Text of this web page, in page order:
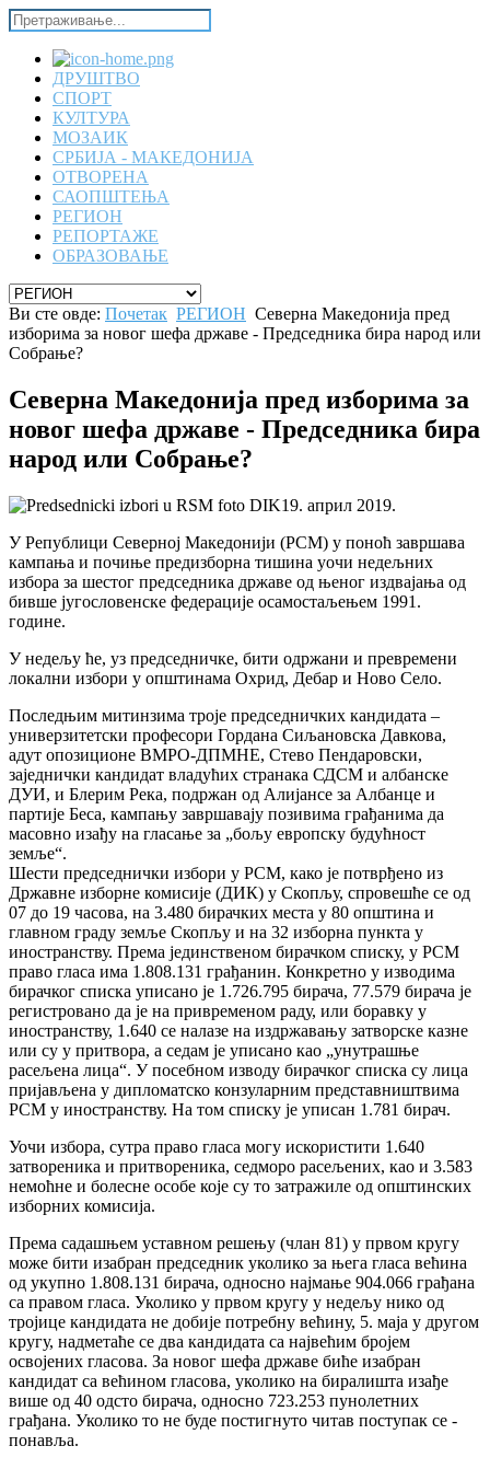
ДРУШТВО
СПОРТ
КУЛТУРА
МОЗАИК
СРБИЈА - МАКЕДОНИЈА
ОТВОРЕНА
САОПШТЕЊА
РЕГИОН
РЕПОРТАЖЕ
ОБРАЗОВАЊЕ
Ви сте овде: Почетак РЕГИОН Северна Македонија пред
изборима за новог шефа државе - Председника бира народ или
Собрање?
Северна Македонија пред изборима за
новог шефа државе - Председника бира
народ или Собрање?
19. април 2019.
У Републици Северној Македонији (РСМ) у поноћ завршава
кампања и почиње предизборна тишина уочи недељних
избора за шестог председника државе од њеног издвајања од
бивше југословенске федерације осамостаљењем 1991.
године.
У недељу ће, уз председничке, бити одржани и превремени
локални избори у општинама Охрид, Дебар и Ново Село.
Последњим митинзима троје председничких кандидата –
универзитетски професори Гордана Сиљановска Давкова,
адут опозиционе ВМРО-ДПМНЕ, Стево Пендаровски,
заједнички кандидат владућих странака СДСМ и албанске
ДУИ, и Блерим Река, подржан од Алијансе за Албанце и
партије Беса, кампању завршавају позивима грађанима да
масовно изађу на гласање за „бољу европску будућност
земље“.
Шести председнички избори у РСМ, како је потврђено из
Државне изборне комисије (ДИК) у Скопљу, спровешће се од
07 до 19 часова, на 3.480 бирачких места у 80 општина и
главном граду земље Скопљу и на 32 изборна пункта у
иностранству. Према јединственом бирачком списку, у РСМ
право гласа има 1.808.131 грађанин. Конкретно у изводима
бирачког списка уписано је 1.726.795 бирача, 77.579 бирача је
регистровано да је на привременом раду, или боравку у
иностранству, 1.640 се налазе на издржавању затворске казне
или су у притвора, а седам је уписано као „унутрашње
расељена лица“. У посебном изводу бирачког списка су лица
пријављена у дипломатско конзуларним представништвима
РСМ у иностранству. На том списку је уписан 1.781 бирач.
Уочи избора, сутра право гласа могу искористити 1.640
затвореника и притвореника, седморо расељених, као и 3.583
немоћне и болесне особе које су то затражиле од општинских
изборних комисија.
Према садашњем уставном решењу (члан 81) у првом кругу
може бити изабран председник уколико за њега гласа већина
од укупно 1.808.131 бирача, односно најмање 904.066 грађана
са правом гласа. Уколико у првом кругу у недељу нико од
тројице кандидата не добије потребну већину, 5. маја у другом
кругу, надметаће се два кандидата са највећим бројем
освојених гласова. За новог шефа државе биће изабран
кандидат са већином гласова, уколико на биралишта изађе
више од 40 одсто бирача, односно 723.253 пунолетних
грађана. Уколико то не буде постигнуто читав поступак се -
понавља.